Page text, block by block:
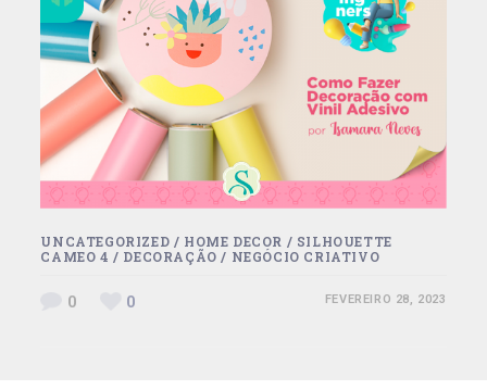
UNCATEGORIZED / HOME DECOR / SILHOUETTE
CAMEO 4 / DECORAÇÃO / NEGÓCIO CRIATIVO
0 0 FEVEREIRO 28, 2023